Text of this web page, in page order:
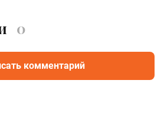
0
комментарий